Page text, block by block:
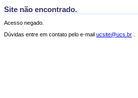
Site não encontrado.
Acesso negado.
Dúvidas entre em contato pelo e-mail ucsite@ucs.br